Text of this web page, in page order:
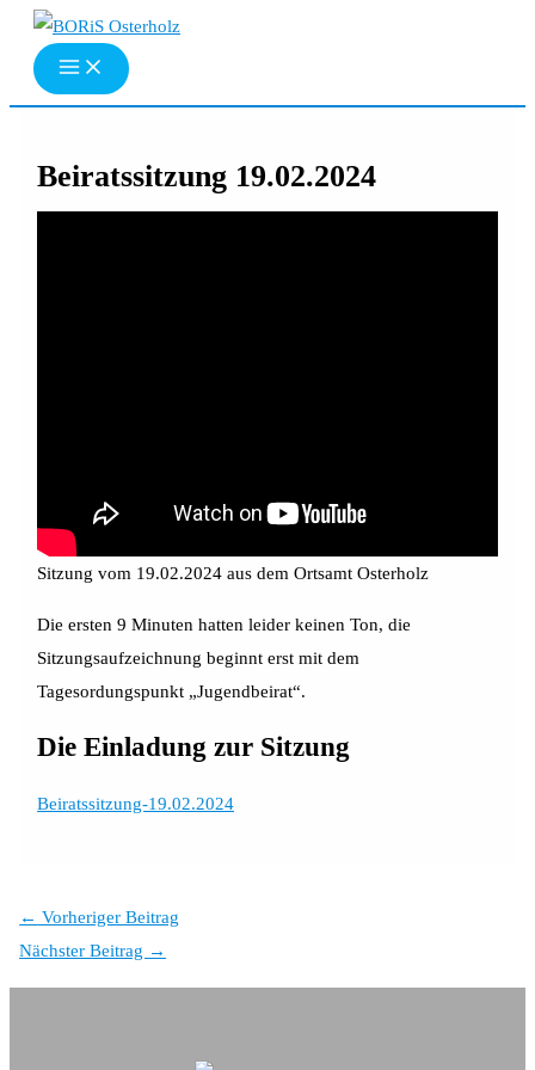
Zum
Inhalt
springen
Beiratssitzung 19.02.2024
Sitzung vom 19.02.2024 aus dem Ortsamt Osterholz
Die ersten 9 Minuten hatten leider keinen Ton, die
Sitzungsaufzeichnung beginnt erst mit dem
Tagesordungspunkt „Jugendbeirat“.
Die Einladung zur Sitzung
Beiratssitzung-19.02.2024
← Vorheriger Beitrag
Nächster Beitrag →